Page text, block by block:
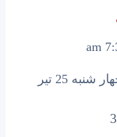
» چهار شنبه 25 تیر